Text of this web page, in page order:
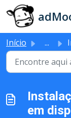
Ir para o
Início ...
em